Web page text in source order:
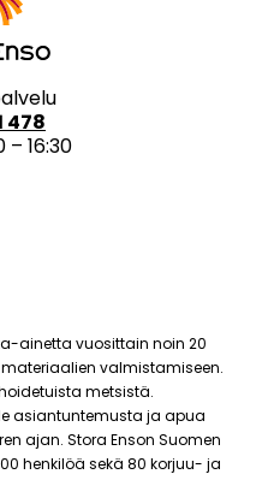
478
– 16:30
ainetta vuosittain noin 20
valmistamiseen.
metsistä.
asiantuntemusta ja apua
ajan. Stora Enson Suomen
henkilöä sekä 80 korjuu- ja